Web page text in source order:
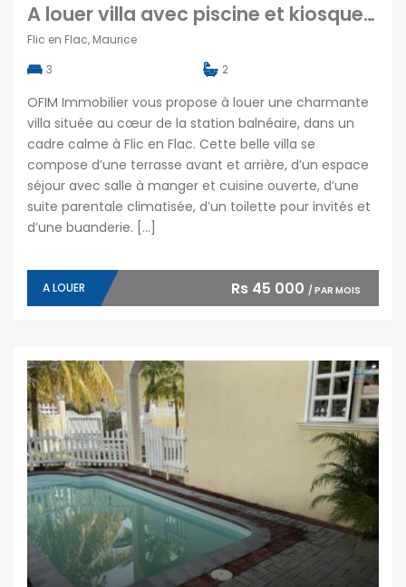
A louer villa avec piscine et kiosque au cœur de la station balnéaire à Flic en Flac
Flic en Flac, Maurice
3
2
OFIM Immobilier vous propose à louer une charmante
villa située au cœur de la station balnéaire, dans un
cadre calme à Flic en Flac. Cette belle villa se
compose d’une terrasse avant et arrière, d’un espace
séjour avec salle à manger et cuisine ouverte, d’une
suite parentale climatisée, d’un toilette pour invités et
d’une buanderie. […]
A LOUER Rs 45 000 / PAR MOIS